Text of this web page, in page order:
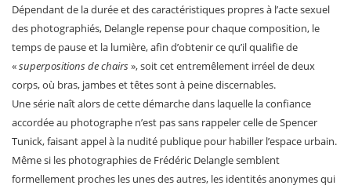
Dépendant de la durée et des caractéristiques propres à l’acte sexuel
des photographiés, Delangle repense pour chaque composition, le
temps de pause et la lumière, afin d’obtenir ce qu’il qualifie de
«superpositions de chairs», soit cet entremêlement irréel de deux
corps, où bras, jambes et têtes sont à peine discernables.
Une série naît alors de cette démarche dans laquelle la confiance
accordée au photographe n’est pas sans rappeler celle de Spencer
Tunick, faisant appel à la nudité publique pour habiller l’espace urbain.
Même si les photographies de Frédéric Delangle semblent
formellement proches les unes des autres, les identités anonymes qui